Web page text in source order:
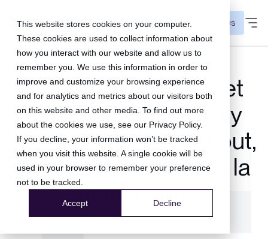
This website stores cookies on your computer.
These cookies are used to collect information about
how you interact with our website and allow us to
remember you. We use this information in order to
improve and customize your browsing experience
and for analytics and metrics about our visitors both
on this website and other media. To find out more
about the cookies we use, see our Privacy Policy.
If you decline, your information won’t be tracked
when you visit this website. A single cookie will be
used in your browser to remember your preference
not to be tracked.
Accept Decline
CONTACT US
« Maintenant, reste et
achète » : Léa Moraly
(Soeur) sur le checkout,
la donnée et la fin de la
boîte noire.